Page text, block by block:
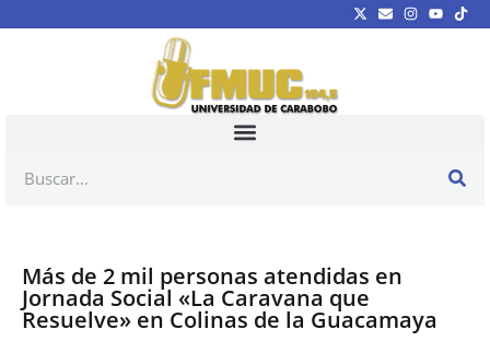
Más de 2 mil personas atendidas en
Jornada Social «La Caravana que
Resuelve» en Colinas de la Guacamaya